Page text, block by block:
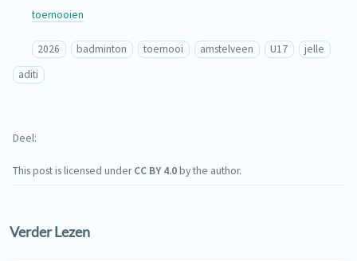
toernooien
2026 badminton toernooi amstelveen U17
jelle
aditi
This post is licensed underCC BY 4.0by the author.
Deel
Verder Lezen